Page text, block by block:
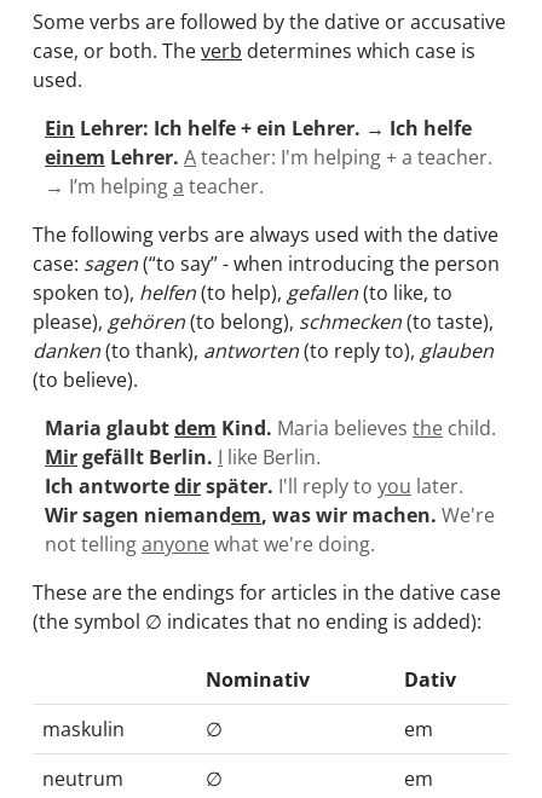
Some verbs are followed by the dative or accusative
case, or both. Theverb determines which case is
used.
Ein Lehrer: Ich helfe + ein Lehrer. → Ich helfe
einem Lehrer. Ateacher: I'm helping + a teacher.
→ I’m helpinga teacher.
The following verbs are always used with the dative
case: sagen(“to say” - when introducing the person
spoken to), helfen(to help), gefallen(to like, to
please), gehören(to belong), schmecken(to taste),
danken(to thank), antworten(to reply to), glauben
(to believe).
Maria glaubtdem Kind. Maria believes the child.
Mirgefällt Berlin. I like Berlin.
Ich antwortedirspäter. I'll reply to you later.
Wir sagen niemandem, was wir machen. We're
not tellinganyonewhat we're doing.
These are the endings for articles in the dative case
(the symbol ∅ indicates that no ending is added):
Nominativ
Dativ
maskulin
∅
em
neutrum
∅
em